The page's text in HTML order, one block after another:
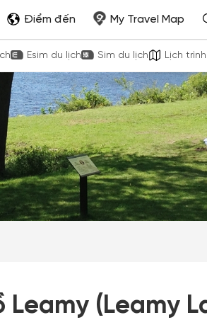
Điểm đến My Travel Map
Esim du lịch Sim du lịch Lịch
Leamy (Leamy